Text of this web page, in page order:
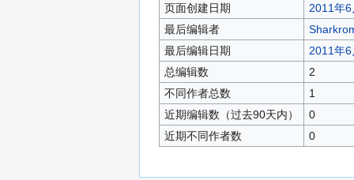
页面创建日期
2011年
最后编辑者
最后编辑日期
2011年
总编辑数
2
不同作者总数
1
近期编辑数（过去90天内）
0
近期不同作者数
0